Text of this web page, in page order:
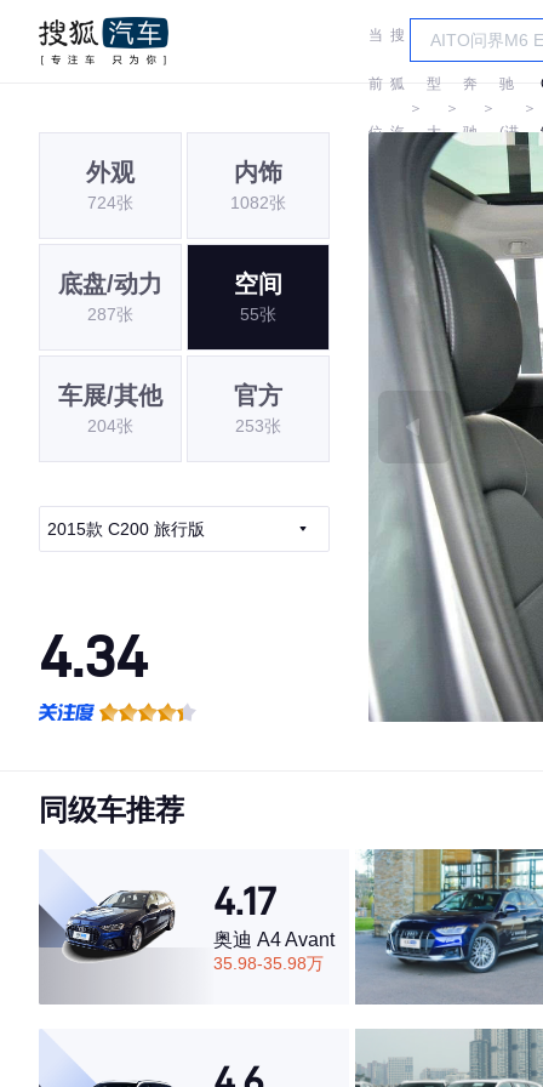
当
前
位
搜
狐
汽
＞
车
型
大
全
＞
奔
驰
＞
奔
驰
(进
口)
＞
外观
724张
内饰
1082张
底盘/动力
287张
空间
55张
车展/其他
204张
官方
253张
2015款 C200 旅行版
4.34
·空间表现一般，低于85%同级车
同级车推荐
4.17
奥迪 A4 Avant
35.98-35.98万